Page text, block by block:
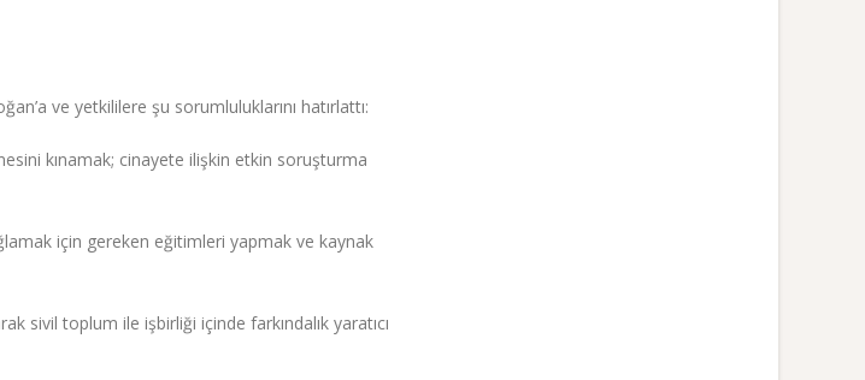
ve yetkililere şu sorumluluklarını hatırlattı:
kınamak; cinayete ilişkin etkin soruşturma
için gereken eğitimleri yapmak ve kaynak
sivil toplum ile işbirliği içinde farkındalık yaratıcı